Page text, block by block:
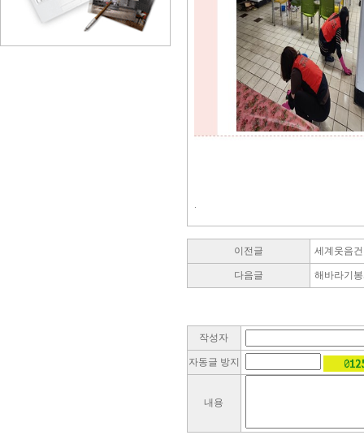
.
이전글 세계웃음
다음글 해바라기
작성자
자동글 방지
내용